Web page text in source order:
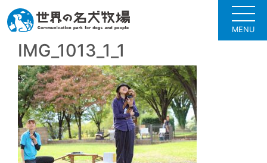
MENU
IMG_1013_1_1